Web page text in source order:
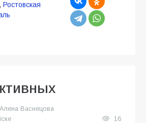
, Ростовская
Алена Васнецова
16